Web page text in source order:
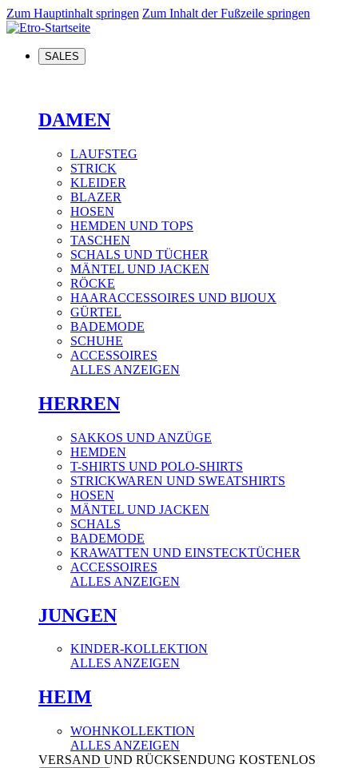
Zum Hauptinhalt springen Zum Inhalt der Fußzeile springen
SALES
DAMEN
LAUFSTEG
STRICK
KLEIDER
BLAZER
HOSEN
HEMDEN UND TOPS
TASCHEN
SCHALS UND TÜCHER
MÄNTEL UND JACKEN
RÖCKE
HAARACCESSOIRES UND BIJOUX
GÜRTEL
BADEMODE
SCHUHE
ACCESSOIRES
ALLES ANZEIGEN
HERREN
SAKKOS UND ANZÜGE
HEMDEN
T-SHIRTS UND POLO-SHIRTS
STRICKWAREN UND SWEATSHIRTS
HOSEN
MÄNTEL UND JACKEN
SCHALS
BADEMODE
KRAWATTEN UND EINSTECKTÜCHER
ACCESSOIRES
ALLES ANZEIGEN
JUNGEN
KINDER-KOLLEKTION
ALLES ANZEIGEN
HEIM
WOHNKOLLEKTION
ALLES ANZEIGEN
VERSAND UND RÜCKSENDUNG KOSTENLOS